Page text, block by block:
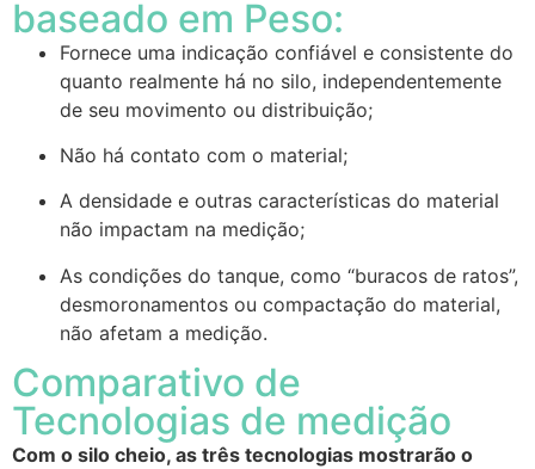
baseado em Peso:
Fornece uma indicação confiável e consistente do
quanto realmente há no silo, independentemente
de seu movimento ou distribuição;
Não há contato com o material;
A densidade e outras características do material
não impactam na medição;
As condições do tanque, como “buracos de ratos”,
desmoronamentos ou compactação do material,
não afetam a medição.
Comparativo de
Tecnologias de medição
Com o silo cheio, as três tecnologias mostrarão o